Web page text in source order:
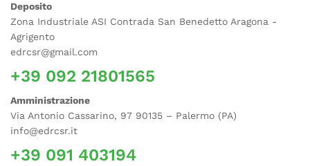
Deposito
Zona Industriale ASI Contrada San Benedetto Aragona -
Agrigento
edrcsr@gmail.com
+39 092 21801565
Amministrazione
Via Antonio Cassarino, 97 90135 – Palermo (PA)
info@edrcsr.it
+39 091 403194